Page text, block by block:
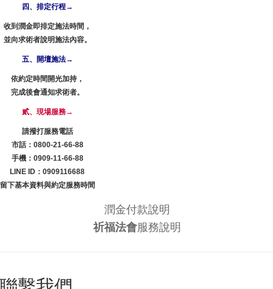
四、排定行程→
收到潤金即排定施法時間，
並向求術者說明施法內容。
五、開壇施法→
依約定時間開光加持，
完成後會通知求術者。
貳、現場服務→
請撥打服務電話
市話：0800-21-66-88
手機：0909-11-66-88
LINE ID：0909116688
留下基本資料與約定服務時間
潤金付款說明
祈福法會服務說明